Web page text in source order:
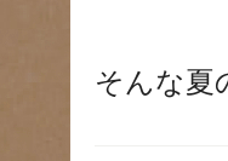
そんな夏